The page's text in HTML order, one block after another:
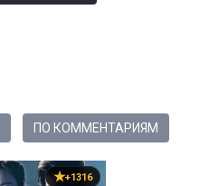
ПО КОММЕНТАРИЯМ
+1316